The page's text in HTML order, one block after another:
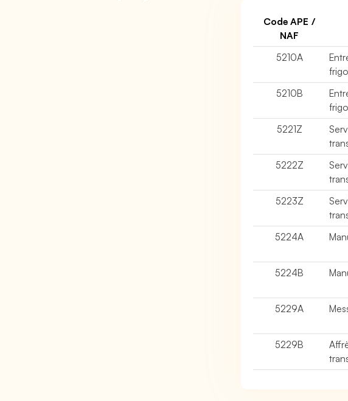
Code APE /
NAF
5210A
5210B
5221Z
5222Z
5223Z
5224A
5224B
5229A
5229B